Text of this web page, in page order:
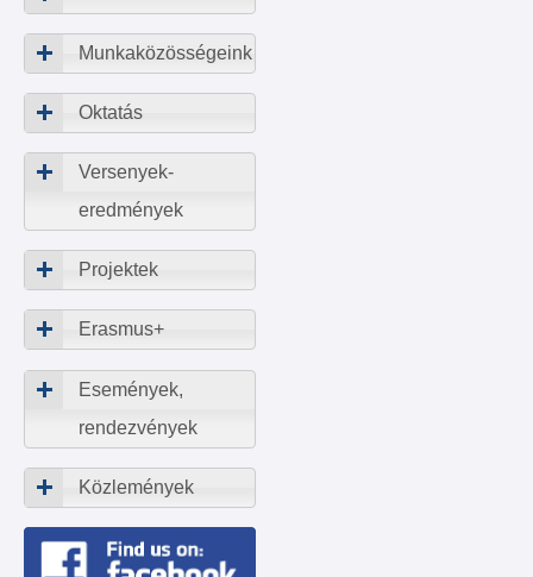
Munkaközösségeink
Oktatás
Versenyek-
eredmények
Projektek
Erasmus+
Események,
rendezvények
Közlemények